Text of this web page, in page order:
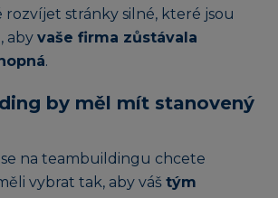
rozvíjet stránky silné, které jsou
aby vaše firma zůstávala
.
by měl mít stanovený
na teambuildingu chcete
vybrat tak, aby váš tým